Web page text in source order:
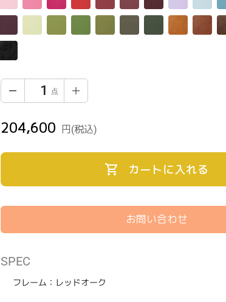
通
価
204,600 円 (税込)
カートに入れる
お問い合わせ
カ
SPEC
フレーム：レッドオーク